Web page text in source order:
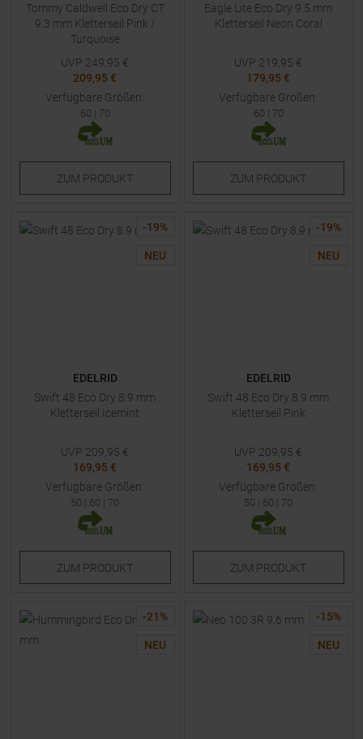
Tommy Caldwell Eco Dry CT
9.3 mm Kletterseil Pink /
Turquoise
UVP 249,95 €
209,95 €
Verfügbare Größen:
60 | 70
ZUM PRODUKT
Eagle Lite Eco Dry 9.5 mm
Kletterseil Neon Coral
UVP 219,95 €
179,95 €
Verfügbare Größen:
60 | 70
ZUM PRODUKT
-19%
NEU
EDELRID
Swift 48 Eco Dry 8.9 mm
Kletterseil Icemint
UVP 209,95 €
169,95 €
Verfügbare Größen:
50 | 60 | 70
ZUM PRODUKT
-19%
NEU
EDELRID
Swift 48 Eco Dry 8.9 mm
Kletterseil Pink
UVP 209,95 €
169,95 €
Verfügbare Größen:
50 | 60 | 70
ZUM PRODUKT
-21 %
NEU
-15%
NEU